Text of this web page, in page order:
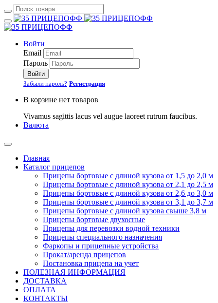
Войти
Email
Пароль
Войти
Забыли пароль? Регистрация
В корзине нет товаров
Vivamus sagittis lacus vel augue laoreet rutrum faucibus.
Валюта
Главная
Каталог прицепов
Прицепы бортовые с длиной кузова от 1,5 до 2,0 м
Прицепы бортовые с длиной кузова от 2,1 до 2,5 м
Прицепы бортовые с длиной кузова от 2,6 до 3,0 м
Прицепы бортовые с длиной кузова от 3,1 до 3,7 м
Прицепы бортовые с длиной кузова свыше 3,8 м
Прицепы бортовые двухосные
Прицепы для перевозки водной техники
Прицепы специального назначения
Фаркопы и прицепные устройства
Прокат/аренда прицепов
Постановка прицепа на учет
ПОЛЕЗНАЯ ИНФОРМАЦИЯ
ДОСТАВКА
ОПЛАТА
КОНТАКТЫ